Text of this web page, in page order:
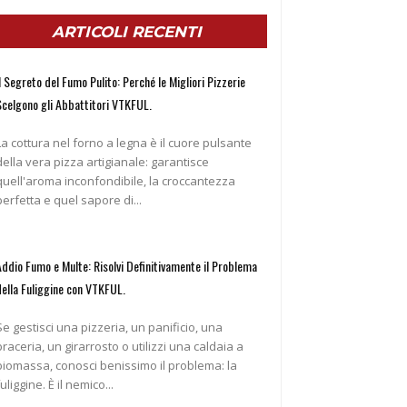
ARTICOLI RECENTI
Segreto del Fumo Pulito: Perché le Migliori Pizzerie
gli Abbattitori VTKFUL.
cottura nel forno a legna è il cuore pulsante
vera pizza artigianale: garantisce
inconfondibile, la croccantezza
e quel sapore di...
Fumo e Multe: Risolvi Definitivamente il Problema
Fuliggine con VTKFUL.
gestisci una pizzeria, un panificio, una
un girarrosto o utilizzi una caldaia a
conosci benissimo il problema: la
fuliggine. È il nemico...